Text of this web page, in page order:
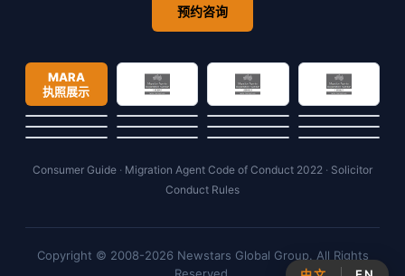
预约咨询
MARA
执照展示
Consumer Guide · Migration Agent Code of Conduct 2022 · Solicitor
Conduct Rules
Copyright © 2008-2026 Newstars Global Group. All Rights